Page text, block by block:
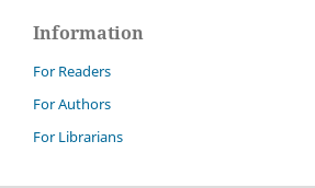
Information
For Readers
For Authors
For Librarians